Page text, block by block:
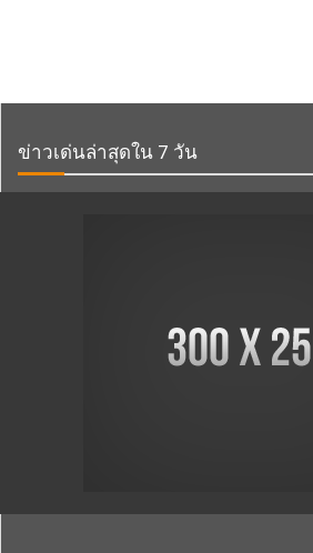
ข่าวเด่นล่าสุดใน 7 วัน